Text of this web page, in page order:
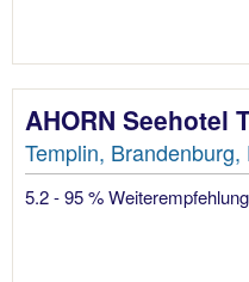
AHORN Seehotel
Templin, Brandenburg,
5.2 - 95 % Weiterempfehlung